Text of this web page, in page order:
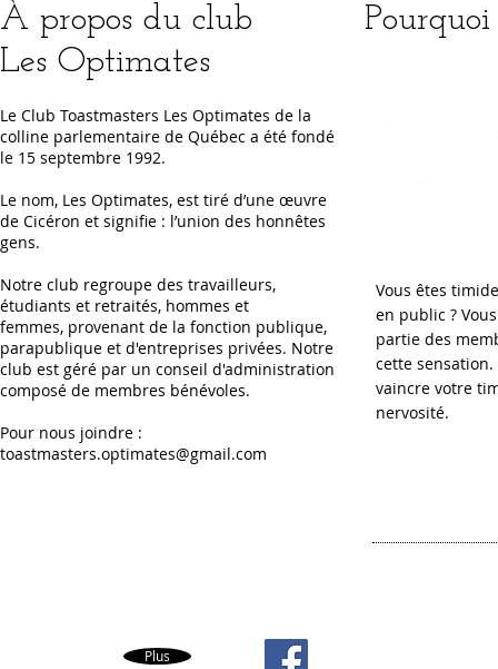
À propos du club
Les Optimates
Le Club Toastmasters Les Optimates de la
colline parlementaire de Québec a été fondé
le 15 septembre 1992.
Le nom, Les Optimates, est tiré d’une œuvre
de Cicéron et signifie : l’union des honnêtes
gens.
Notre club regroupe des travailleurs,
étudiants et retraités, hommes et
femmes, provenant de la fonction publique,
parapublique et d'entreprises privées. Notre
club est géré par un conseil d'administration
composé de membres bénévoles.
Pour nous joindre :
toastmasters.optimates@gmail.com
Vous êtes
en public ?
partie des
cette
vaincre votre
nervosité.
Plus